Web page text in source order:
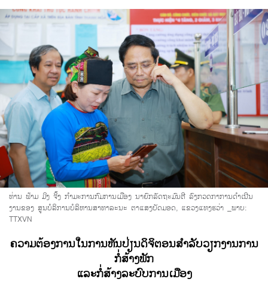
ທ່ານ ຟ້າມ ມິງ ຈິ໊ງ ກຳມະການກົມການເມືອງ ນາຍົກລັດຖະມົນຕີ ລົງກວດກາການດຳເນີນ
ງານຂອງ ສູນບໍລິການບໍລິຫານສາທາລະນະ ຕາແສງບັດມອດ, ແຂວງແທງຮວ່າ
_ພາບ:
TTXVN
ຄວາມຕ້ອງການໃນການຫັນປ່ຽນດິຈິຕອນສຳລັບວຽກງານການ
ກໍ່ສ້າງພັກ
ແລະກໍ່ສ້າງລະບົບການເມືອງ